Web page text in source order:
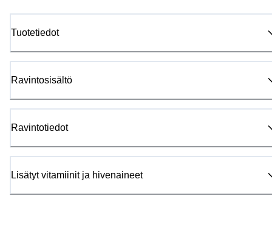
Tuotetiedot
Ravintosisältö
Ravintotiedot
Lisätyt vitamiinit ja hivenaineet